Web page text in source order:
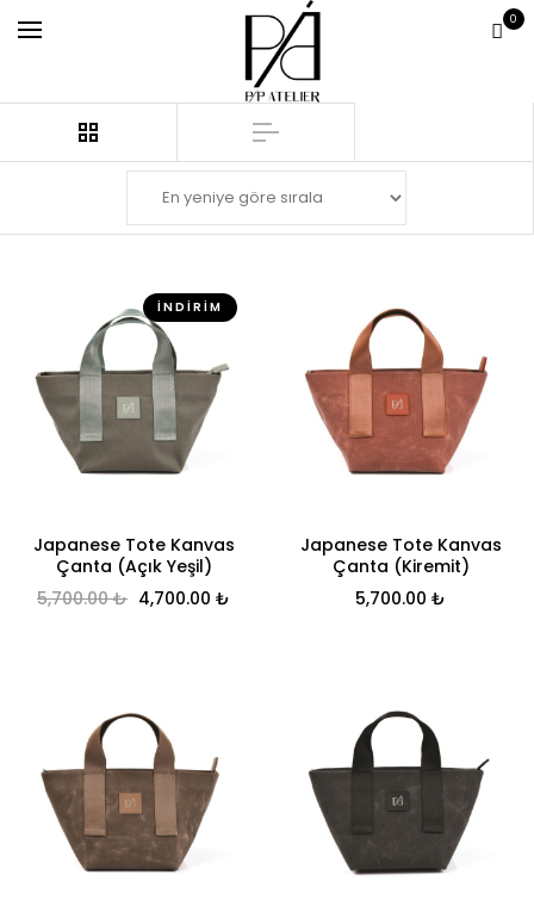
0
İNDIRIM
Japanese Tote Kanvas
Çanta (Açık Yeşil)
5,700.00₺ Orijinal fiyat: 5,700.00 ₺.
4,700.00 ₺ Şu andaki fiyat: 4,700.00 ₺.
Japanese Tote Kanvas
Çanta (Kiremit)
5,700.00 ₺